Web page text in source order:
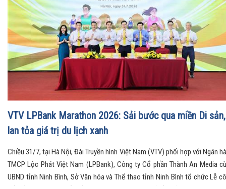
VTV LPBank Marathon 2026: Sải bước qua miền Di sản,
lan tỏa giá trị du lịch xanh
Chiều 31/7, tại Hà Nội, Đài Truyền hình Việt Nam (VTV) phối hợp với Ngân
TMCP Lộc Phát Việt Nam (LPBank), Công ty Cổ phần Thành An Media
UBND tỉnh Ninh Bình, Sở Văn hóa và Thể thao tỉnh Ninh Bình tổ chức Lễ